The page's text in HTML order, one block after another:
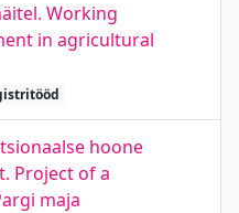
Working
in agricultural
hoone
Project of a
maja